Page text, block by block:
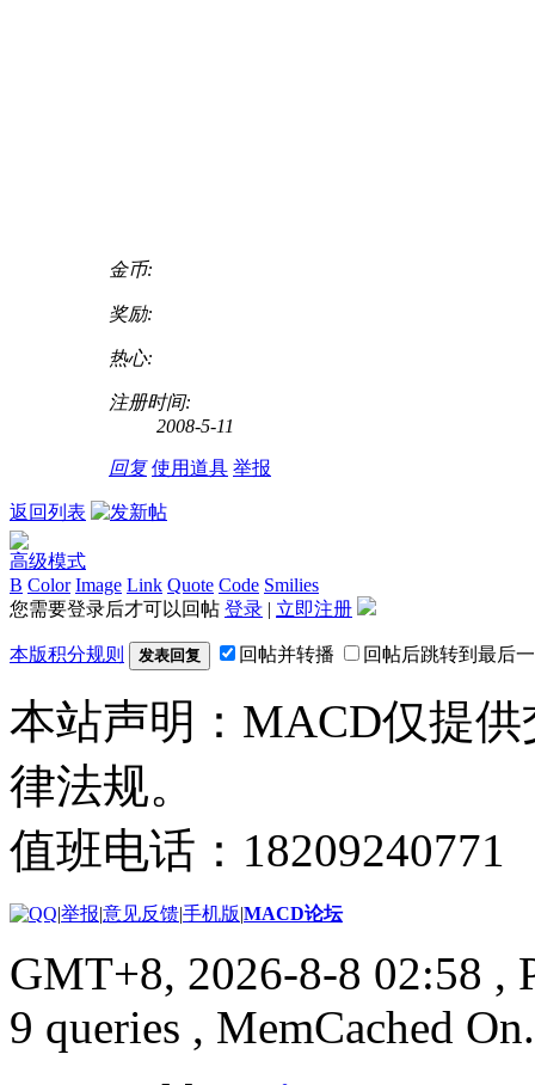
金币:
奖励:
热心:
注册时间:
2008-5-11
回复 使用道具 举报
返回列表
高级模式
B Color Image Link Quote Code Smilies
您需要登录后才可以回帖 登录 | 立即注册
本版积分规则 发表回复 回帖并转播 回帖后跳转到最后
本站声明：MACD仅提
律法规。
值班电话：
|举报|意见反馈|手机版|MACD论坛
GMT+8, 2026-8-8 02:58 ,
9 queries , MemCached On.